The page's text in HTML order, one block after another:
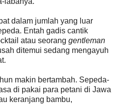
dalam jumlah yang luar
Entah gadis cantik
atau seorang gentleman
ditemui sedang mengayuh
makin bertambah. Sepeda-
di pakai para petani di Jawa
keranjang bambu,